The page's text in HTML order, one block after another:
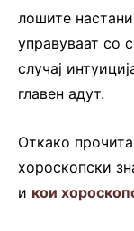
лошите
управуваат со
случај
главен адут.
Откако
хороскопски
и кои